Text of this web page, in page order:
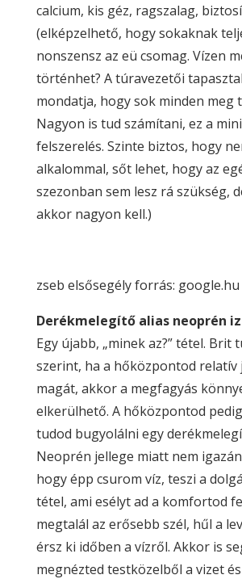
calcium, kis géz, ragszalag,
(elképzelhető, hogy sokaknak
nonszensz az eü csomag. Vízen
történhet? A túravezetői
mondatja, hogy sok minden meg
Nagyon is tud számítani, ez a mini
felszerelés. Szinte biztos, hogy
alkalommal, sőt lehet, hogy az
szezonban sem lesz rá szükség,
akkor nagyon kell.)
zseb elsősegély forrás: google.hu
Derékmelegítő alias neoprén
Egy újabb, „minek az?” tétel. Brit
szerint, ha a hőközpontod relatív
magát, akkor a megfagyás
elkerülhető. A hőközpontod
tudod bugyolálni egy
Neoprén jellege miatt nem
hogy épp csurom víz, teszi a
tétel, ami esélyt ad a komfortod
megtalál az erősebb szél, hűl a
érsz ki időben a vízről. Akkor is
megnézted testközelből a vizet